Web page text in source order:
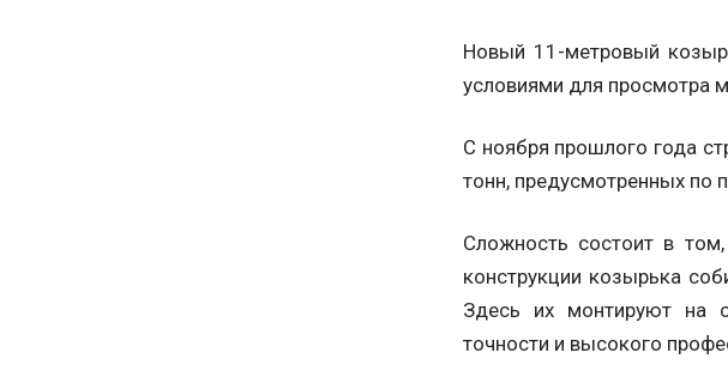
Новый 11-метровый
условиями для просмотра
С ноября прошлого года
тонн, предусмотренных по
Сложность состоит в
конструкции козырька
Здесь их монтируют на
точности и высокого